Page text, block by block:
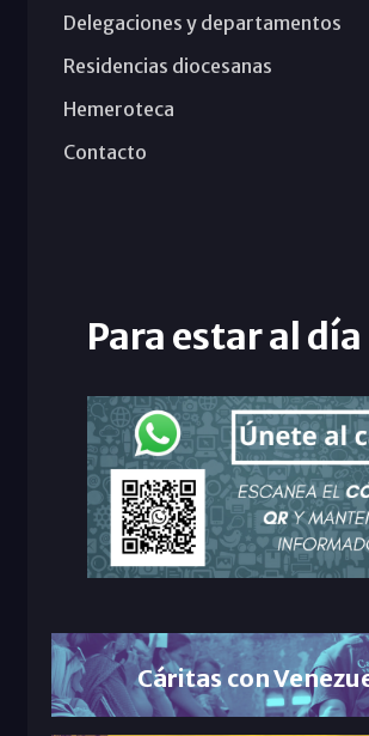
Delegaciones y departamentos
Residencias diocesanas
Hemeroteca
Contacto
Para estar al día
Cáritas con